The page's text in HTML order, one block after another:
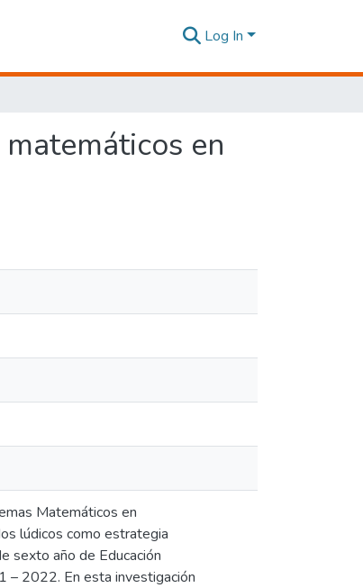
Log In
en
Matemáticos en
lúdicos como estrategia
sexto año de Educación
– 2022. En esta investigación